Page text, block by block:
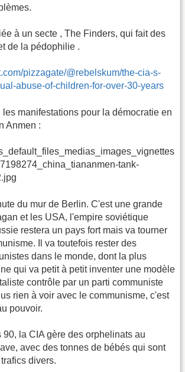
à un secte , The Finders, qui fait des
de la pédophilie .
pizzagate/@rebelskum/the-cia-s-
abuse-of-children-for-over-30-years
manifestations pour la démocratie en
Anmen :
tank-
du mur de Berlin. C'est une grande
et les USA, l'empire soviétique
restera un pays fort mais va tourner
Il va toutefois rester des
dans le monde, dont la plus
qui va petit à petit inventer une modèle
contrôle par un parti communiste
rien à voir avec le communisme, c'est
pouvoir.
90, la CIA gère des orphelinats au
avec des tonnes de bébés qui sont
divers.